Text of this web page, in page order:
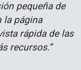
pequeña de
la página
rápida de las
recursos.”